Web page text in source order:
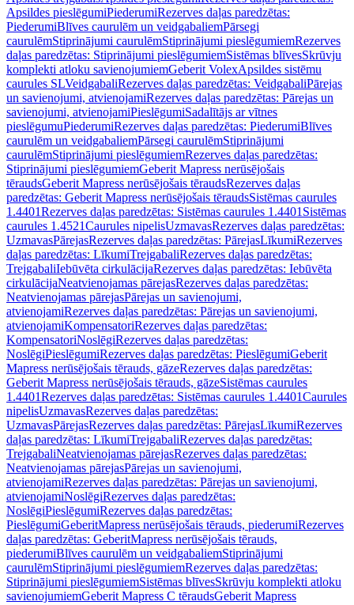
Apsildes pieslēgumiPiederumiRezerves daļas paredzētas:
PiederumiBlīves caurulēm un veidgabaliemPārsegi
caurulēmStiprinājumi caurulēmStiprinājumi pieslēgumiemRezerves
daļas paredzētas: Stiprinājumi pieslēgumiemSistēmas blīvesSkrūvju
komplekti atloku savienojumiemGeberit VolexApsildes sistēmu
caurules SLVeidgabaliRezerves daļas paredzētas: VeidgabaliPārejas
un savienojumi, atvienojamiRezerves daļas paredzētas: Pārejas un
savienojumi, atvienojamiPieslēgumiSadalītājs ar vītnes
pieslēgumuPiederumiRezerves daļas paredzētas: PiederumiBlīves
caurulēm un veidgabaliemPārsegi caurulēmStiprinājumi
caurulēmStiprinājumi pieslēgumiemRezerves daļas paredzētas:
Stiprinājumi pieslēgumiemGeberit Mapress nerūsējošais
tēraudsGeberit Mapress nerūsējošais tēraudsRezerves daļas
paredzētas: Geberit Mapress nerūsējošais tēraudsSistēmas caurules
1.4401Rezerves daļas paredzētas: Sistēmas caurules 1.4401 Sistēmas
caurules 1.4521Caurules nipelisUzmavasRezerves daļas paredzētas:
UzmavasPārejasRezerves daļas paredzētas: PārejasLīkumiRezerves
daļas paredzētas: LīkumiTrejgabaliRezerves daļas paredzētas:
TrejgabaliIebūvēta cirkulācijaRezerves daļas paredzētas: Iebūvēta
cirkulācijaNeatvienojamas pārejasRezerves daļas paredzētas:
Neatvienojamas pārejasPārejas un savienojumi,
atvienojamiRezerves daļas paredzētas: Pārejas un savienojumi,
atvienojamiKompensatoriRezerves daļas paredzētas:
KompensatoriNoslēgiRezerves daļas paredzētas:
NoslēgiPieslēgumiRezerves daļas paredzētas: PieslēgumiGeberit
Mapress nerūsējošais tērauds, gāzeRezerves daļas paredzētas:
Geberit Mapress nerūsējošais tērauds, gāzeSistēmas caurules
1.4401Rezerves daļas paredzētas: Sistēmas caurules 1.4401Caurules
nipelisUzmavasRezerves daļas paredzētas:
UzmavasPārejasRezerves daļas paredzētas: PārejasLīkumiRezerves
daļas paredzētas: LīkumiTrejgabaliRezerves daļas paredzētas:
TrejgabaliNeatvienojamas pārejasRezerves daļas paredzētas:
Neatvienojamas pārejasPārejas un savienojumi,
atvienojamiRezerves daļas paredzētas: Pārejas un savienojumi,
atvienojamiNoslēgiRezerves daļas paredzētas:
NoslēgiPieslēgumiRezerves daļas paredzētas:
PieslēgumiGeberitMapress nerūsējošais tērauds, piederumiRezerves
daļas paredzētas: GeberitMapress nerūsējošais tērauds,
piederumiBlīves caurulēm un veidgabaliemStiprinājumi
caurulēmStiprinājumi pieslēgumiemRezerves daļas paredzētas:
Stiprinājumi pieslēgumiemSistēmas blīvesSkrūvju komplekti atloku
savienojumiemGeberit Mapress C tēraudsGeberit Mapress